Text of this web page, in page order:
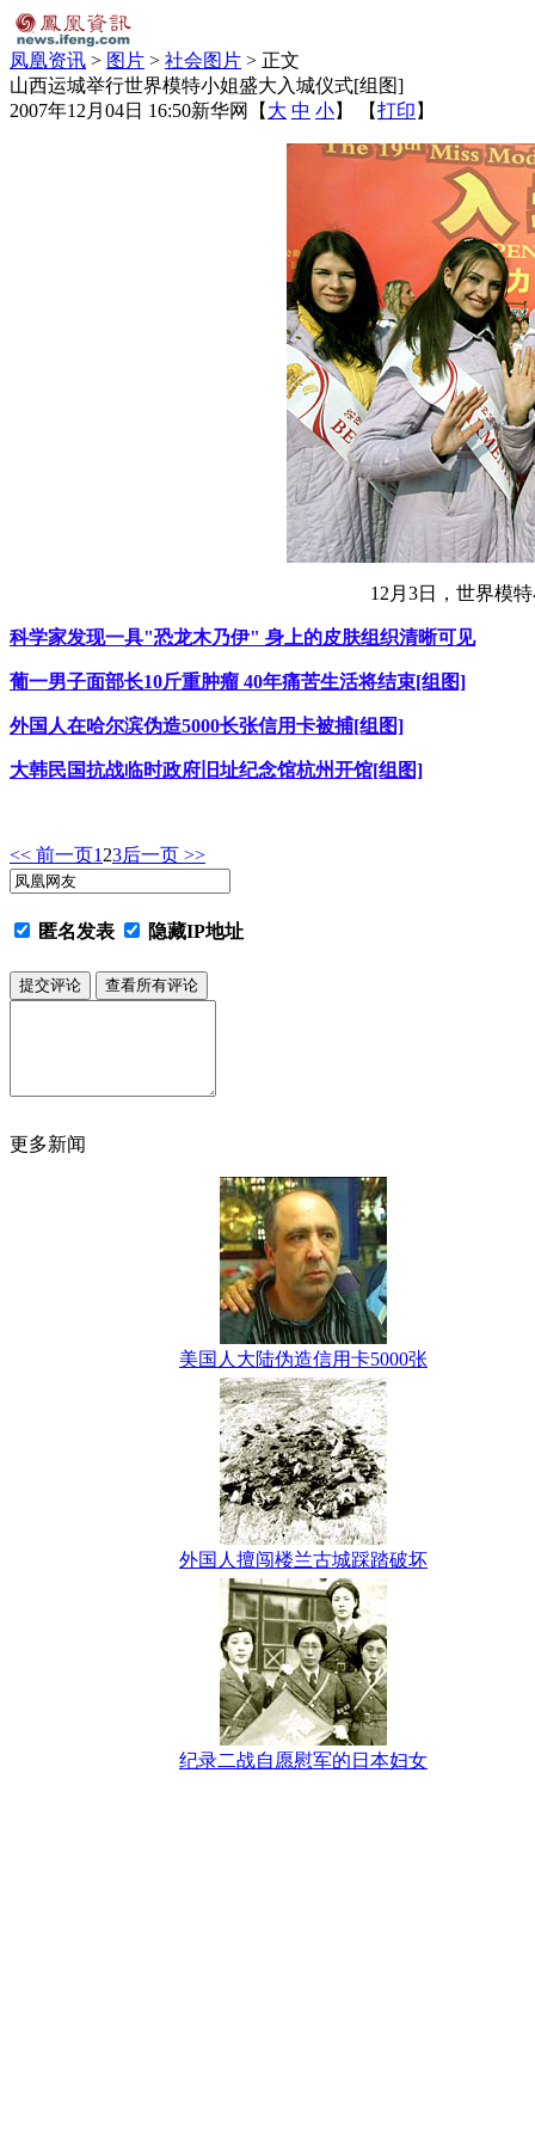
凤凰资讯 > 图片 > 社会图片 > 正文
山西运城举行世界模特小姐盛大入城仪式[组图]
2007年12月04日 16:50新华网 【 大 中 小】 【打印 】
12月3日，世界模
科学家发现一具"恐龙木乃伊" 身上的皮肤组织清晰可见
葡一男子面部长10斤重肿瘤 40年痛苦生活将结束[组图]
外国人在哈尔滨伪造5000长张信用卡被捕[组图]
大韩民国抗战临时政府旧址纪念馆杭州开馆[组图]
<< 前一页1 23后一页 >>
匿名发表 隐藏IP地址
更多新闻
美国人大陆伪造信用卡5000张
外国人擅闯楼兰古城踩踏破坏
纪录二战自愿慰军的日本妇女